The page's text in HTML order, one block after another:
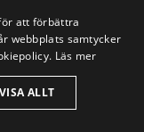
att förbättra
webbplats samtycker
Läs mer
ALLT